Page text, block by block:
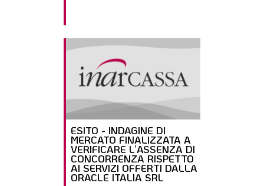
ESITO - INDAGINE DI
MERCATO FINALIZZATA A
VERIFICARE L’ASSENZA DI
CONCORRENZA RISPETTO
AI SERVIZI OFFERTI DALLA
ORACLE ITALIA SRL